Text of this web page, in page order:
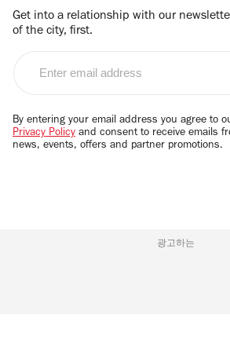
Get into a relationship with our
of the city, first.
email
By entering your email address you agree to
Privacy Policy and consent to receive emails
news, events, offers and partner promotions.
광고하는